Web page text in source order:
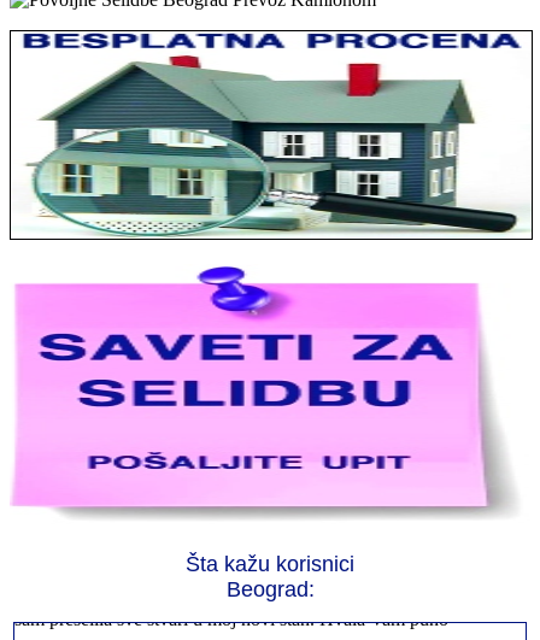
Šta kažu korisnici
Beograd:
Jelena sa Čukarice: Mogu da pohvalim sve radnike u firmi jer su
stvarno profesionalni. Iselili su moje stvari veoma pažljivo
Milica iz Novog Beograda: Zahvaljujuću vašoj firmi. Istog dana
sam preselila sve stvari u moj novi stan. Hvala Vam puno